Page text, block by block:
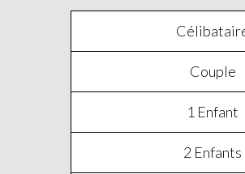
Couple
1 Enfant
2 Enfants